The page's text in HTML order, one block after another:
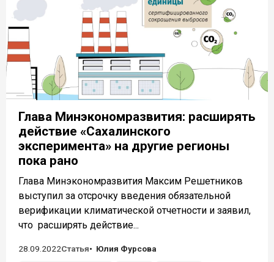
Глава Минэкономразвития: расширять
действие «Сахалинского
эксперимента» на другие регионы
пока рано
Глава Минэкономразвития Максим Решетников
выступил за отсрочку введения обязательной
верификации климатической отчетности и заявил,
что расширять действие...
28.09.2022Статья
Юлия Фурсова